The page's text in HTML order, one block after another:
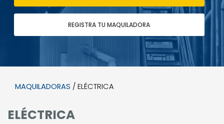
REGISTRA TU MAQUILADORA
MAQUILADORAS / ELÉCTRICA
ELÉCTRICA